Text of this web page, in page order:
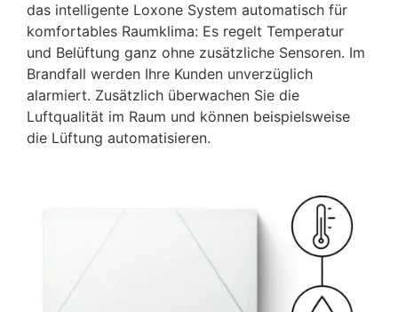
das intelligente Loxone System automatisch für
komfortables Raumklima: Es regelt Temperatur
und Belüftung ganz ohne zusätzliche Sensoren. Im
Brandfall werden Ihre Kunden unverzüglich
alarmiert. Zusätzlich überwachen Sie die
Luftqualität im Raum und können beispielsweise
die Lüftung automatisieren.